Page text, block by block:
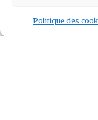
Politique des